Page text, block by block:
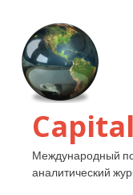
Международный
аналитический